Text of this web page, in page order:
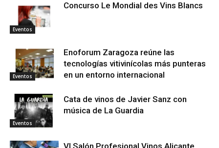
Eventos
Concurso Le Mondial des Vins Blancs
Eventos
Enoforum Zaragoza reúne las
tecnologías vitivinícolas más punteras
en un entorno internacional
Eventos
Cata de vinos de Javier Sanz con
música de La Guardia